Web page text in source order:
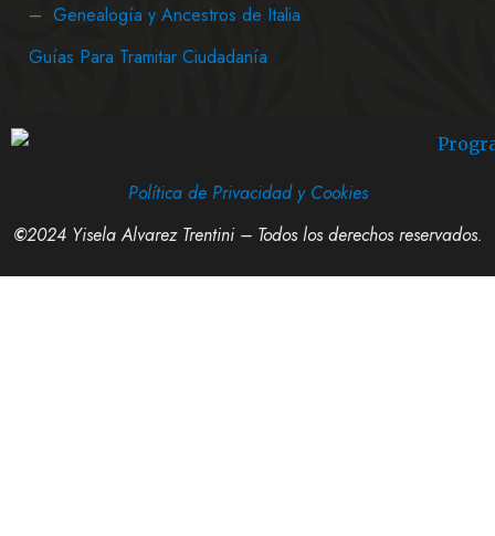
– Genealogía y Ancestros de Italia
Guías Para Tramitar Ciudadanía
Política de Privacidad y Cookies
©2024 Yisela Alvarez Trentini – Todos los derechos reservados.